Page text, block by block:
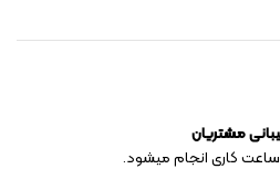
مشتریان
کاری انجام میشود.